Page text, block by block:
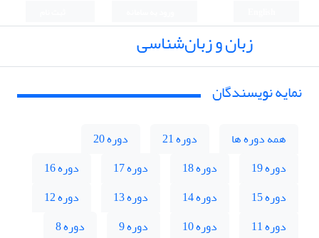
زبان و زبان‌شناسی
نمایه نویسندگان
همه دوره ها دوره 21
دوره 20
دوره 19
دوره 18 دوره 17
دوره 16
دوره 15
دوره 14 دوره 13
دوره 12
دوره 11
دوره 10 دوره 9
دوره 8